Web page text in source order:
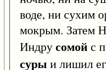
воде, ни сухим
мокрым. Затем
Индрусомой с
суры и лишил